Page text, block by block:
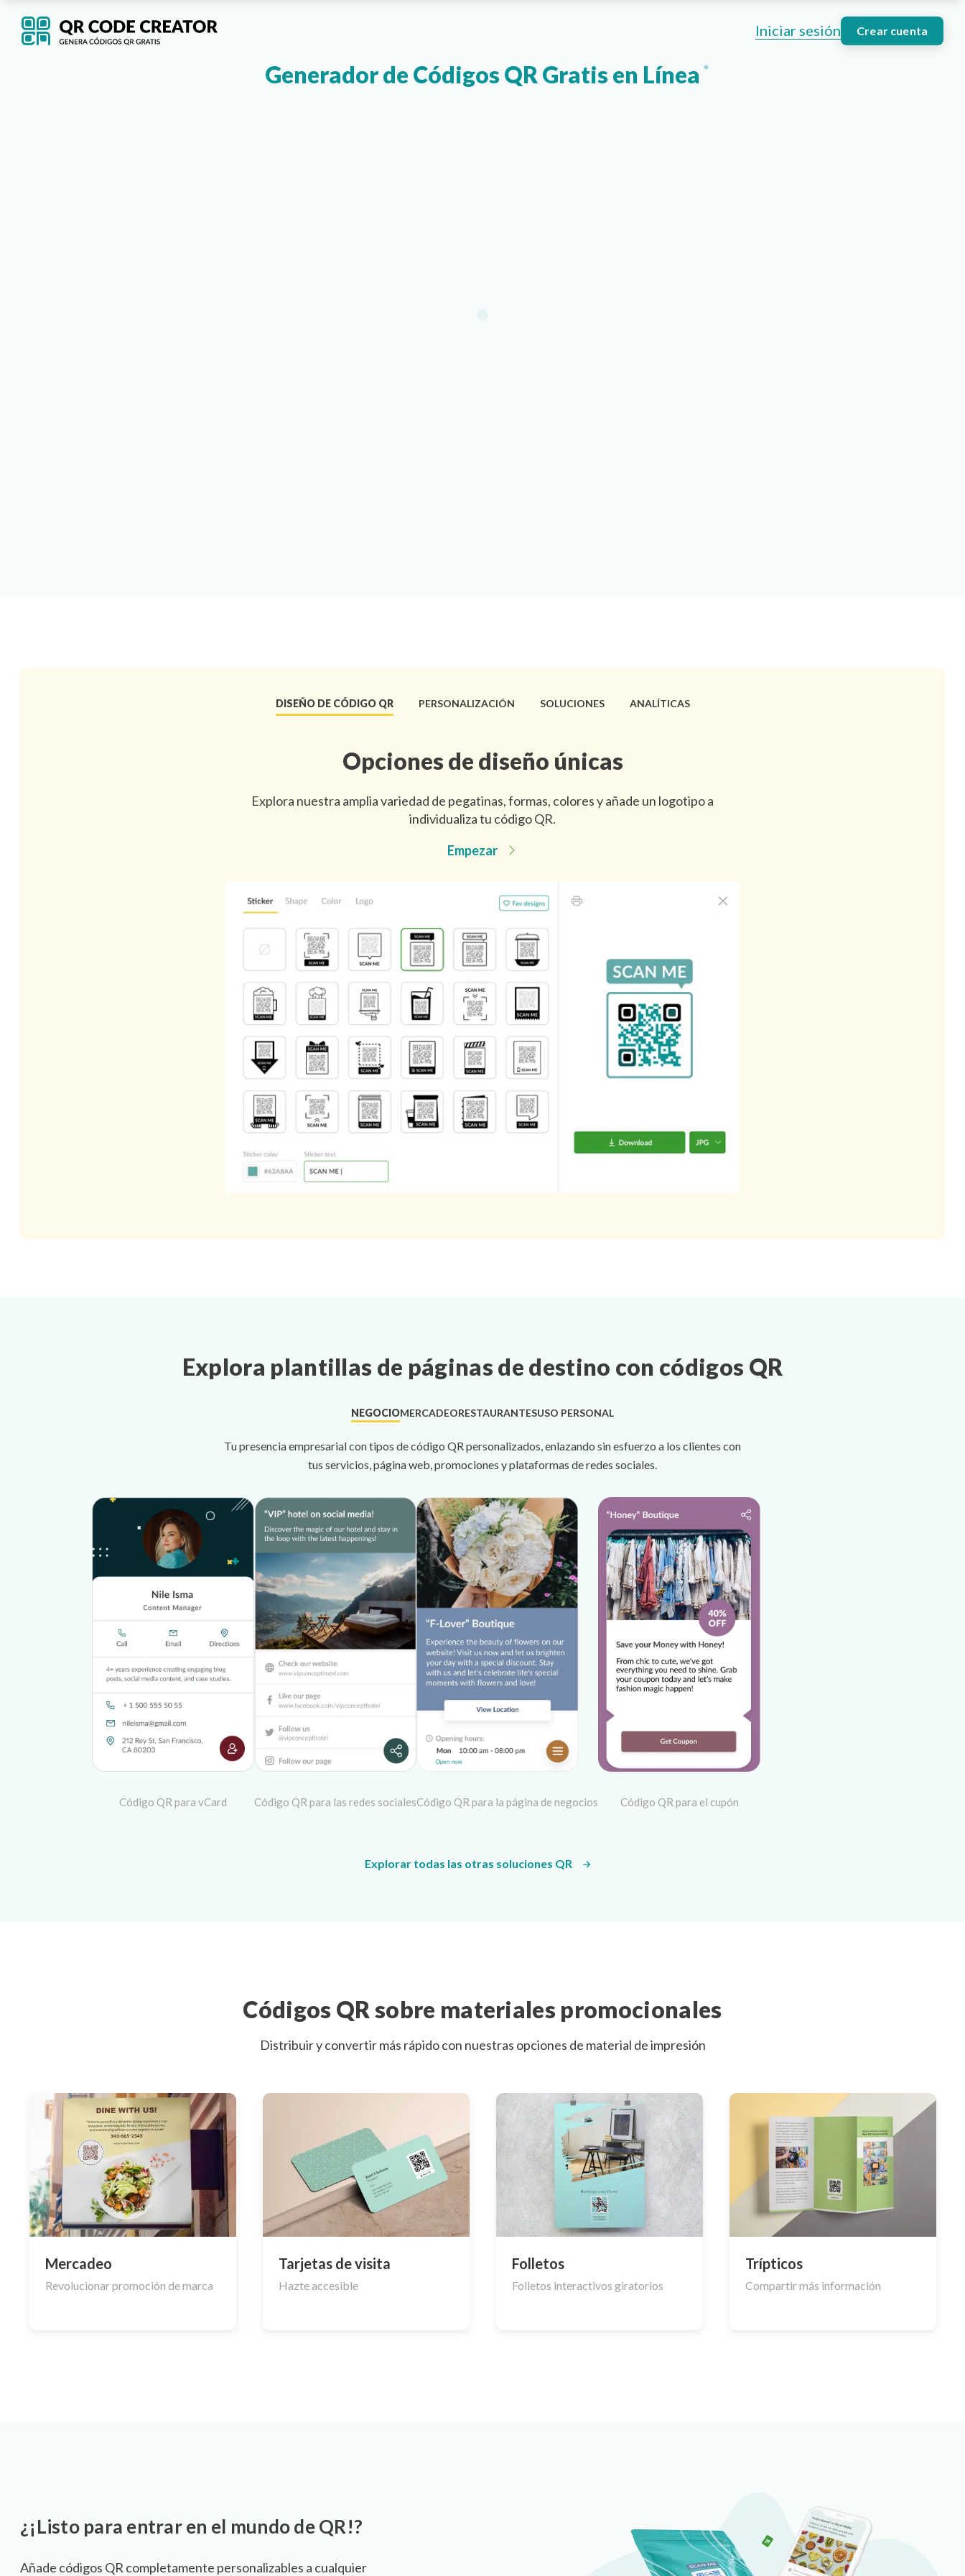
Iniciar sesión Crear cuenta
Generador de Códigos QR Gratis en Línea *
DISEÑO DE CÓDIGO QR PERSONALIZACIÓN SOLUCIONES ANALÍTICAS
Opciones de diseño únicas
Explora nuestra amplia variedad de pegatinas, formas, colores y añade un logotipo a
individualiza tu código QR.
Empezar
Explora plantillas de páginas de destino con códigos QR
NEGOCIOMERCADEORESTAURANTESUSO PERSONAL
Tu presencia empresarial con tipos de código QR personalizados, enlazando sin esfuerzo a los clientes con
tus servicios, página web, promociones y plataformas de redes sociales.
Código QR para vCard Código QR para las redes socialesCódigo QR para la página de negocios Código QR para el cupón
Explorar todas las otras soluciones QR
Códigos QR sobre materiales promocionales
Distribuir y convertir más rápido con nuestras opciones de material de impresión
Mercadeo
Revolucionar promoción de marca
Tarjetas de visita
Hazte accesible
Folletos
Folletos interactivos giratorios
Trípticos
Compartir más información
¿¡Listo para entrar en el mundo de QR!?
Añade códigos QR completamente personalizables a cualquier